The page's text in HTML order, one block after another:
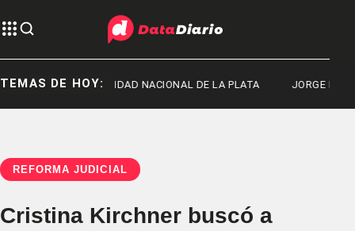
TEMAS DE HOY:UNIVERSIDAD NACIONAL DE LA PLATA JORGE MESSI
REFORMA JUDICIAL
Cristina Kirchner buscó a